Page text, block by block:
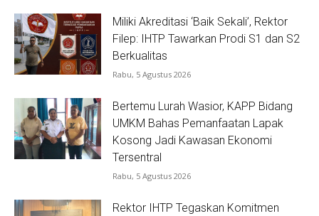
Miliki Akreditasi ‘Baik Sekali’, Rektor
Filep: IHTP Tawarkan Prodi S1 dan S2
Berkualitas
Rabu, 5 Agustus 2026
Bertemu Lurah Wasior, KAPP Bidang
UMKM Bahas Pemanfaatan Lapak
Kosong Jadi Kawasan Ekonomi
Tersentral
Rabu, 5 Agustus 2026
Rektor IHTP Tegaskan Komitmen